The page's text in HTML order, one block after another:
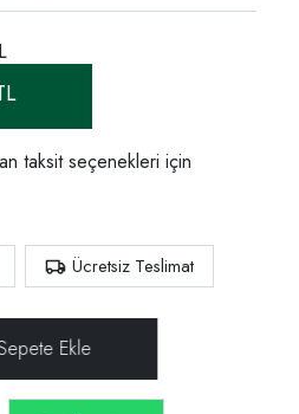
taksit seçenekleri için
Ücretsiz Teslimat